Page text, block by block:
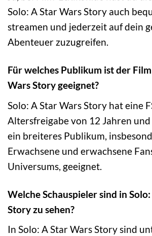
Solo: A Star Wars Story auch
streamen und jederzeit auf dein
Abenteuer zuzugreifen.
Für welches Publikum ist der
Wars Story geeignet?
Solo: A Star Wars Story hat eine
Altersfreigabe von 12 Jahren
ein breiteres Publikum,
Erwachsene und erwachsene
Universums, geeignet.
Welche Schauspieler sind in
Story zu sehen?
In Solo: A Star Wars Story sind